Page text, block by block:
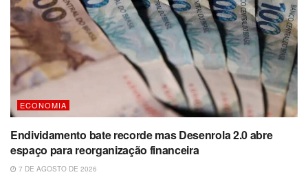
ECONOMIA
Endividamento bate recorde mas Desenrola 2.0 abre
espaço para reorganização financeira
7 DE AGOSTO DE 2026